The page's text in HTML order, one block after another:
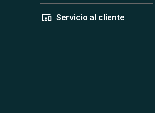
Servicio al cliente